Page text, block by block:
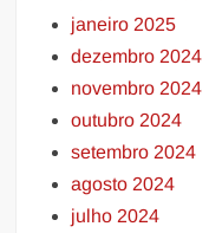
janeiro 2025
dezembro 2024
novembro 2024
outubro 2024
setembro 2024
agosto 2024
julho 2024